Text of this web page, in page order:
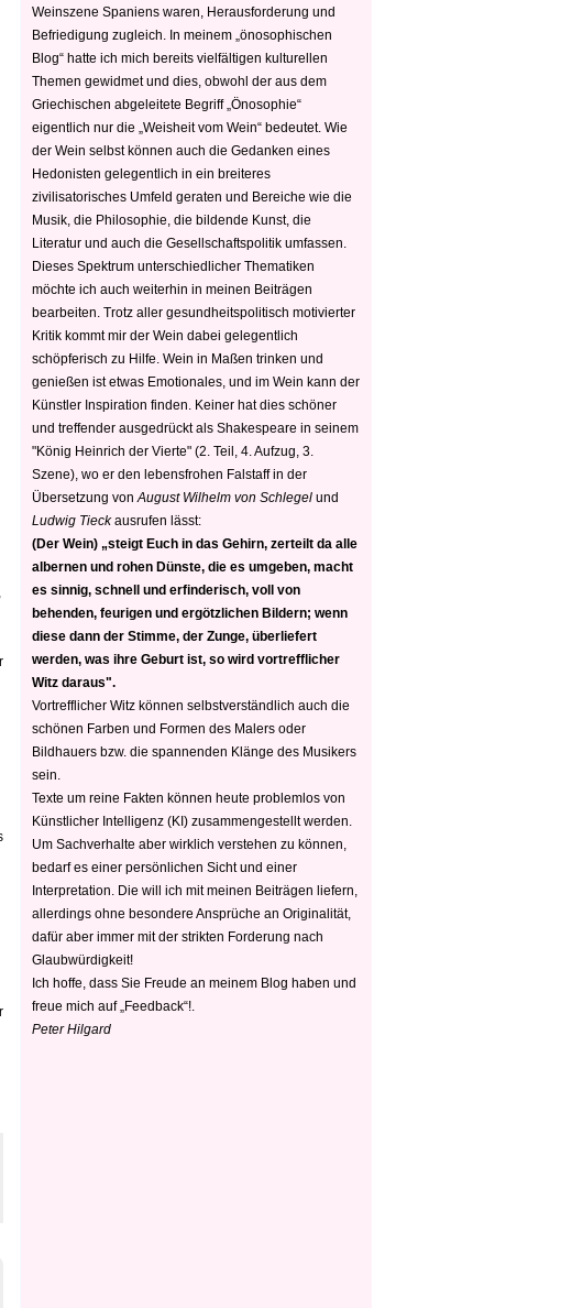
Weinszene Spaniens waren, Herausforderung und
Befriedigung zugleich. In meinem „önosophischen
Blog“ hatte ich mich bereits vielfältigen kulturellen
Themen gewidmet und dies, obwohl der aus dem
Griechischen abgeleitete Begriff „Önosophie“
eigentlich nur die „Weisheit vom Wein“ bedeutet. Wie
der Wein selbst können auch die Gedanken eines
Hedonisten gelegentlich in ein breiteres
zivilisatorisches Umfeld geraten und Bereiche wie die
Musik, die Philosophie, die bildende Kunst, die
Literatur und auch die Gesellschaftspolitik umfassen.
Dieses Spektrum unterschiedlicher Thematiken
möchte ich auch weiterhin in meinen Beiträgen
bearbeiten. Trotz aller gesundheitspolitisch motivierter
Kritik kommt mir der Wein dabei gelegentlich
schöpferisch zu Hilfe. Wein in Maßen trinken und
genießen ist etwas Emotionales, und im Wein kann der
Künstler Inspiration finden. Keiner hat dies schöner
und treffender ausgedrückt als Shakespeare in seinem
"König Heinrich der Vierte" (2. Teil, 4. Aufzug, 3.
Szene), wo er den lebensfrohen Falstaff in der
Übersetzung von August Wilhelm von Schlegel und
Ludwig Tieckausrufen lässt:
(Der Wein) „steigt Euch in das Gehirn, zerteilt da alle
albernen und rohen Dünste, die es umgeben, macht
es sinnig, schnell und erfinderisch, voll von
behenden, feurigen und ergötzlichen Bildern; wenn
diese dann der Stimme, der Zunge, überliefert
werden, was ihre Geburt ist, so wird vortrefflicher
Witz daraus".
Vortrefflicher Witz können selbstverständlich auch die
schönen Farben und Formen des Malers oder
Bildhauers bzw. die spannenden Klänge des Musikers
sein.
Texte um reine Fakten können heute problemlos von
Künstlicher Intelligenz (KI) zusammengestellt werden.
Um Sachverhalte aber wirklich verstehen zu können,
bedarf es einer persönlichen Sicht und einer
Interpretation. Die will ich mit meinen Beiträgen liefern,
allerdings ohne besondere Ansprüche an Originalität,
dafür aber immer mit der strikten Forderung nach
Glaubwürdigkeit!
Ich hoffe, dass Sie Freude an meinem Blog haben und
freue mich auf „Feedback“!.
Peter Hilgard